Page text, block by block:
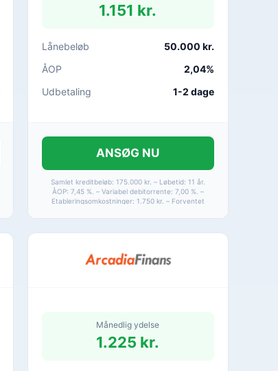
1.151 kr.
Lånebeløb
50.000 kr.
ÅOP
2,04%
Udbetaling
1-2 dage
ANSØG NU
Samlet kreditbeløb: 175.000 kr. – Løbetid: 11 år.
ÅOP: 7,45 %. – Variabel debitorrente: 7,00 %. –
Etableringsomkostninger: 1.750 kr. – Forventet
Månedlig ydelse
1.225 kr.